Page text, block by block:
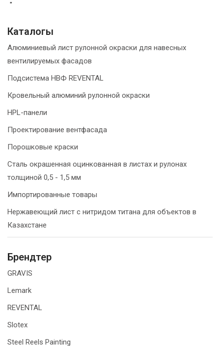
"
Каталогы
Алюминиевый лист рулонной окраски для навесных
вентилируемых фасадов
Подсистема НВФ REVENTAL
Кровельный алюминий рулонной окраски
HPL-панели
Проектирование вентфасада
Порошковые краски
Сталь окрашенная оцинкованная в листах и рулонах
толщиной 0,5 - 1,5 мм
Импортированные товары
Нержавеющий лист с нитридом титана для объектов в
Казахстане
Брендтер
GRAVIS
Lemark
REVENTAL
Slotex
Steel Reels Painting